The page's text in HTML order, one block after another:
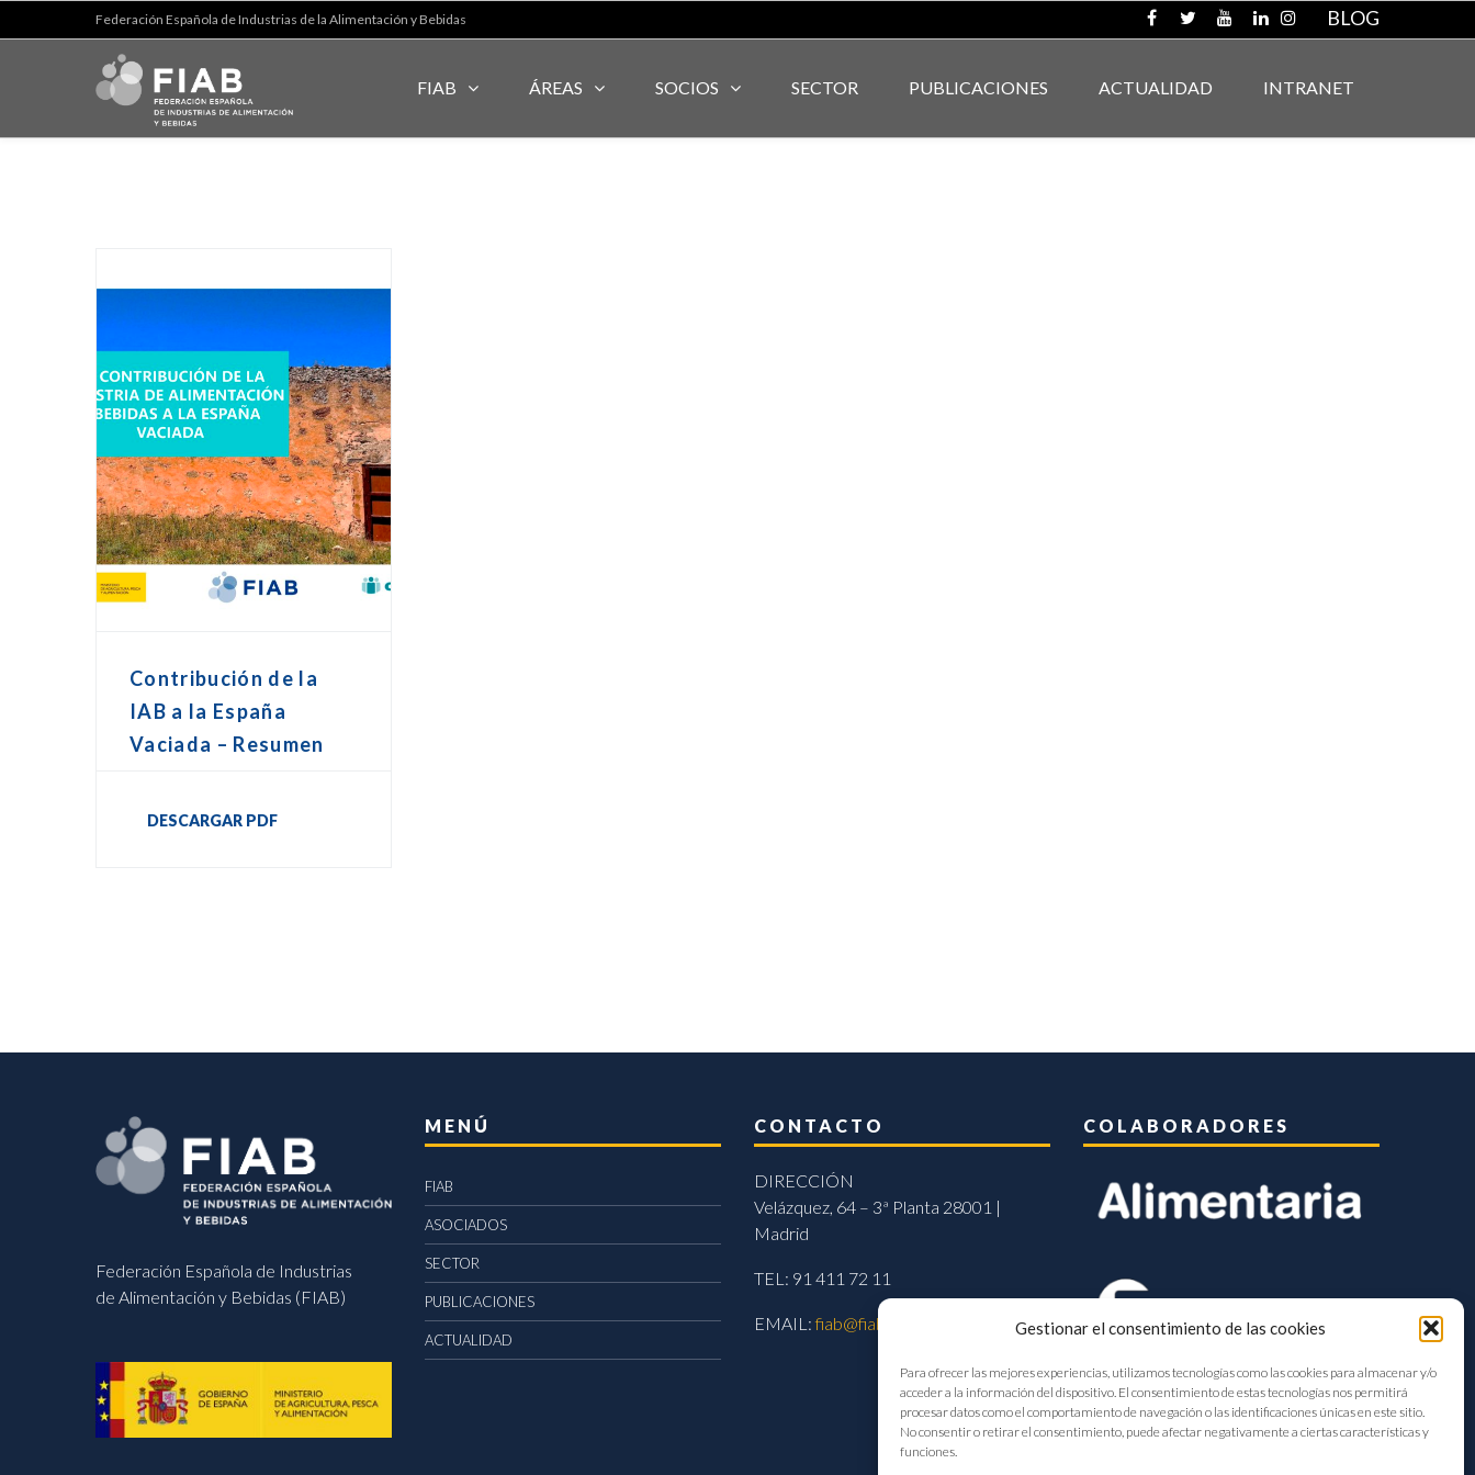
Gestionar el consentimiento de las cookies
Para ofrecer las mejores experiencias, utilizamos tecnologías como las cookies para almacenar y/o
acceder a la información del dispositivo. El consentimiento de estas tecnologías nos permitirá
procesar datos como el comportamiento de navegación o las identificaciones únicas en este sitio.
No consentir o retirar el consentimiento, puede afectar negativamente a ciertas características y
funciones.
Federación Española de Industrias de la Alimentación y Bebidas BLOG
FIAB ÁREAS SOCIOS SECTOR PUBLICACIONES ACTUALIDAD INTRANET
Contribución de la
IAB a la España
Vaciada – Resumen
DESCARGAR PDF
Federación Española de Industrias
de Alimentación y Bebidas (FIAB)
MENÚ
FIAB
ASOCIADOS
SECTOR
PUBLICACIONES
ACTUALIDAD
CONTACTO
DIRECCIÓN
Velázquez, 64 – 3ª Planta 28001 |
Madrid
TEL: 91 411 72 11
EMAIL:fiab@fiab.es
COLABORADORES